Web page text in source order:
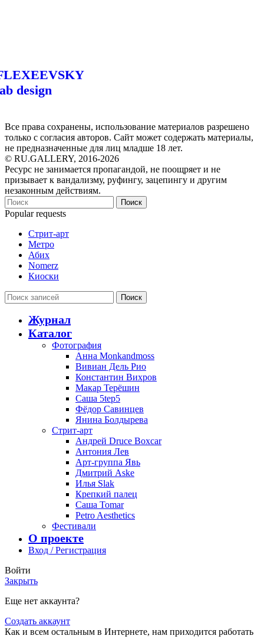
design
Все права сохранены, использование материалов разрешено
только с согласия авторов. Сайт может содержать материалы,
не предназначенные для лиц младше 18 лет.
© RU.GALLERY, 2016-2026
Ресурс не занимается пропагандой, не поощряет и не
призывает к вандализму, руфингу, зацепингу и другим
незаконным действиям.
Поиск
Popular requests
Стрит-арт
Метро
Абих
Nomerz
Киоски
Поиск
Журнал
Каталог
Фотография
Анна Monkandmoss
Вивиан Дель Рио
Константин Вихров
Макар Терёшин
Саша 5tep5
Фёдор Савинцев
Янина Болдырева
Стрит-арт
Андрей Druce Boxcar
Антония Лев
Арт-группа Явь
Дмитрий Aske
Илья Slak
Крепкий палец
Саша Tomar
Petro Aesthetics
Фестивали
О проекте
Вход / Регистрация
Войти
Закрыть
Еще нет аккаунта?
Создать аккаунт
Как и всем остальным в Интернете, нам приходится работать